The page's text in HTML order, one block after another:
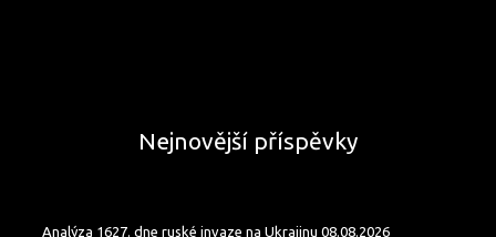
Nejnovější příspěvky
Analýza 1627. dne ruské invaze na Ukrajinu 08.08.2026